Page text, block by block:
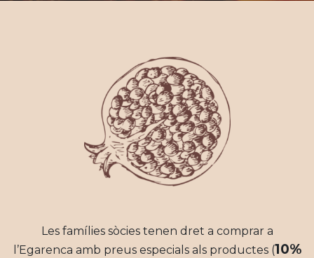
Les famílies sòcies tenen dret a comprar a
l’Egarenca amb preus especials als productes (10%